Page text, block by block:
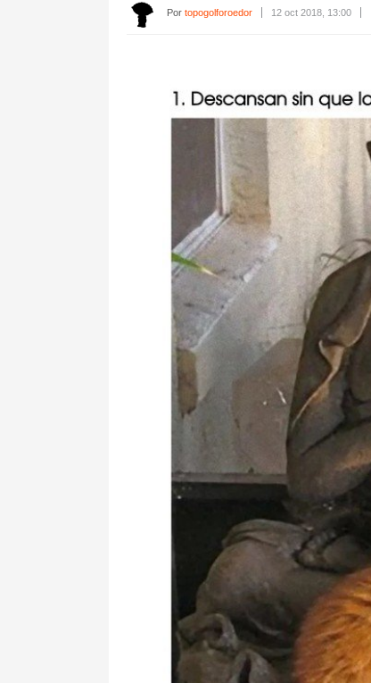
Por topogolforoedor 12 oct 2018, 13:00